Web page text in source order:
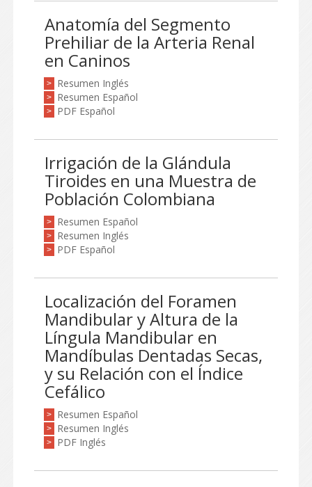
Anatomía del Segmento
Prehiliar de la Arteria Renal
en Caninos
> Resumen Inglés
> Resumen Español
> PDF Español
Irrigación de la Glándula
Tiroides en una Muestra de
Población Colombiana
> Resumen Español
> Resumen Inglés
> PDF Español
Localización del Foramen
Mandibular y Altura de la
Língula Mandibular en
Mandíbulas Dentadas Secas,
y su Relación con el Índice
Cefálico
> Resumen Español
> Resumen Inglés
> PDF Inglés